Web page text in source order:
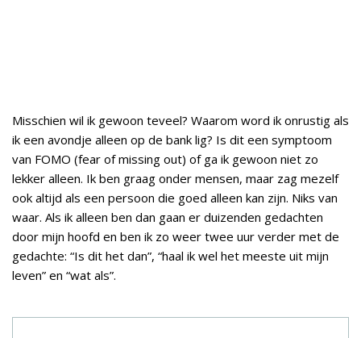
Misschien wil ik gewoon teveel? Waarom word ik onrustig als
ik een avondje alleen op de bank lig? Is dit een symptoom
van FOMO (fear of missing out) of ga ik gewoon niet zo
lekker alleen. Ik ben graag onder mensen, maar zag mezelf
ook altijd als een persoon die goed alleen kan zijn. Niks van
waar. Als ik alleen ben dan gaan er duizenden gedachten
door mijn hoofd en ben ik zo weer twee uur verder met de
gedachte: “Is dit het dan”, “haal ik wel het meeste uit mijn
leven” en “wat als”.